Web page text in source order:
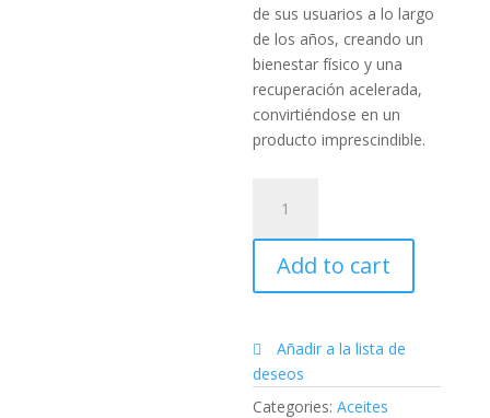
de sus usuarios a lo largo
de los años, creando un
bienestar físico y una
recuperación acelerada,
convirtiéndose en un
producto imprescindible.
Deep
Blue™
quantity
Add to cart
Añadir a la lista de
deseos
Categories:Aceites